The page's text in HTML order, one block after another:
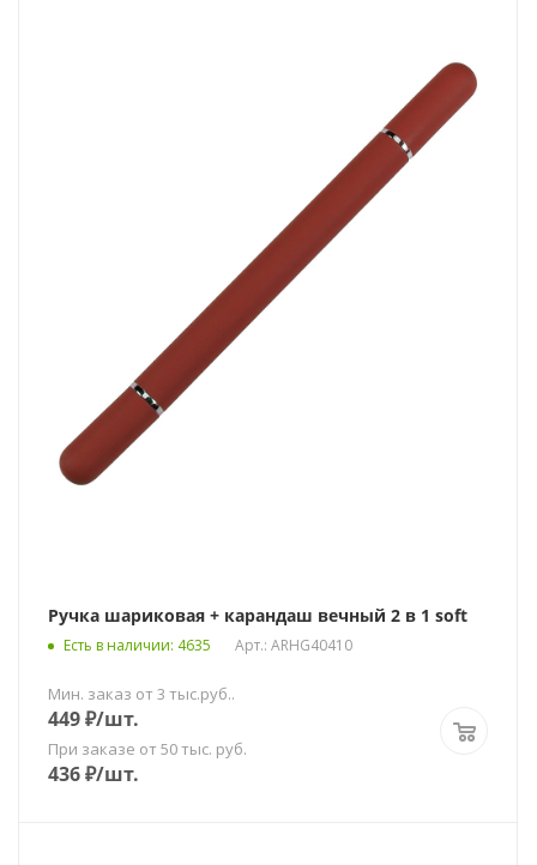
Ручка шариковая + карандаш вечный 2 в 1 soft
Есть в наличии: 4635 Арт.: ARHG40410
Мин. заказ от 3 тыс.руб..
449₽/шт.
При заказе от 50 тыс. руб.
436₽/шт.